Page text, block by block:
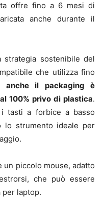
offre fino a 6 mesi di
anche durante il
sostenibile del
che utilizza fino
anche il packaging è
100% privo di plastica.
tasti a forbice a basso
lo strumento ideale per
un piccolo mouse, adatto
che può essere
laptop.